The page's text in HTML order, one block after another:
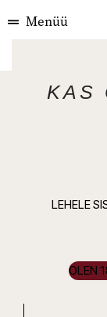
KAS
LEHELE
OLEN
Menüü